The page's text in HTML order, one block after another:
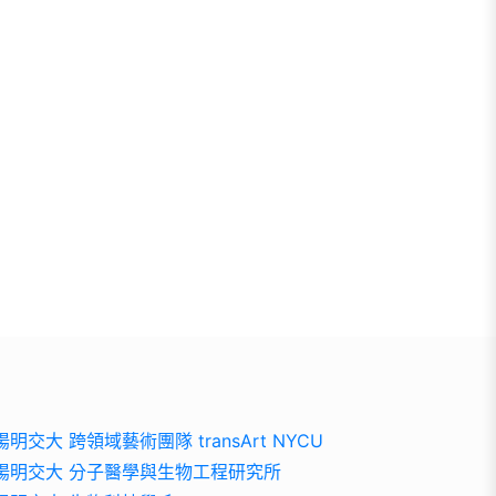
明交大 跨領域藝術團隊 transArt NYCU
明交大 分子醫學與生物工程研究所